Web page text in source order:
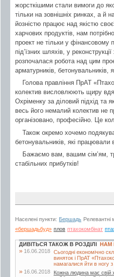
жорсткішими стали вимоги до
тільки на зовнішніх ринках, а й
йозністю працює над якістю
харчових продуктів, нам
проект не тільки у фінансовому
під’їзних шляхів, у
розпочалася робота над цим
арматурників,
Голова правління ПрАТ
колектив висловлюють щиру
Охріменку за діловий підхід та
весь його немалий колектив не
організовано, професійно. Це
Також окремо хочемо
бетонувальників, які працювали
Бажаємо вам, вашим сім’ям,
стабільних прибутків!
Населені пункти: Бершадь Релевантні
«бершадьбуд» плов птахокомбінат
ДИВІТЬСЯ ТАКОЖ В РОЗДІЛІ НАМ
» 16.06.2018 Сьогодні економічно
виняток і ПрАТ
намагалися йти в ногу з
» 16.06.2018
Кожна людина має свій